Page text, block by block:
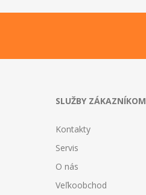
SLUŽBY ZÁKAZNÍKOM
Kontakty
Servis
O nás
Veľkoobchod